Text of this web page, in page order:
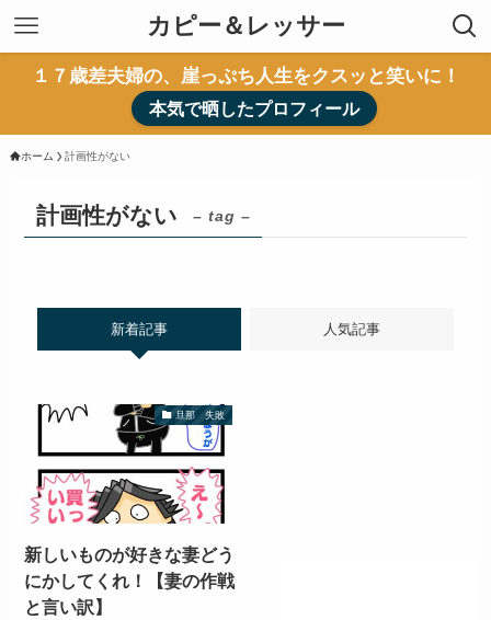
カピー＆レッサー
１７歳差夫婦の、崖っぷち人生をクスッと笑いに！
本気で晒したプロフィール
ホーム 計画性がない
計画性がない – tag –
新着記事 人気記事
旦那 失敗
新しいものが好きな妻どう
にかしてくれ！【妻の作戦
と言い訳】